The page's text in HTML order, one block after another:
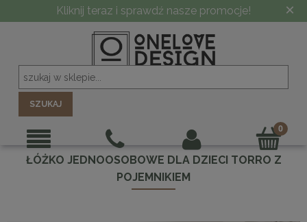
Kliknij teraz i sprawdź nasze promocje! ×
SZUKAJ
ŁÓŻKO JEDNOOSOBOWE DLA DZIECI TORRO Z
POJEMNIKIEM